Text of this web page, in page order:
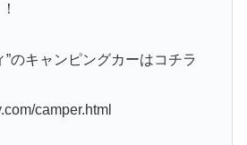
のキャンピングカーはコチラ
camper.html